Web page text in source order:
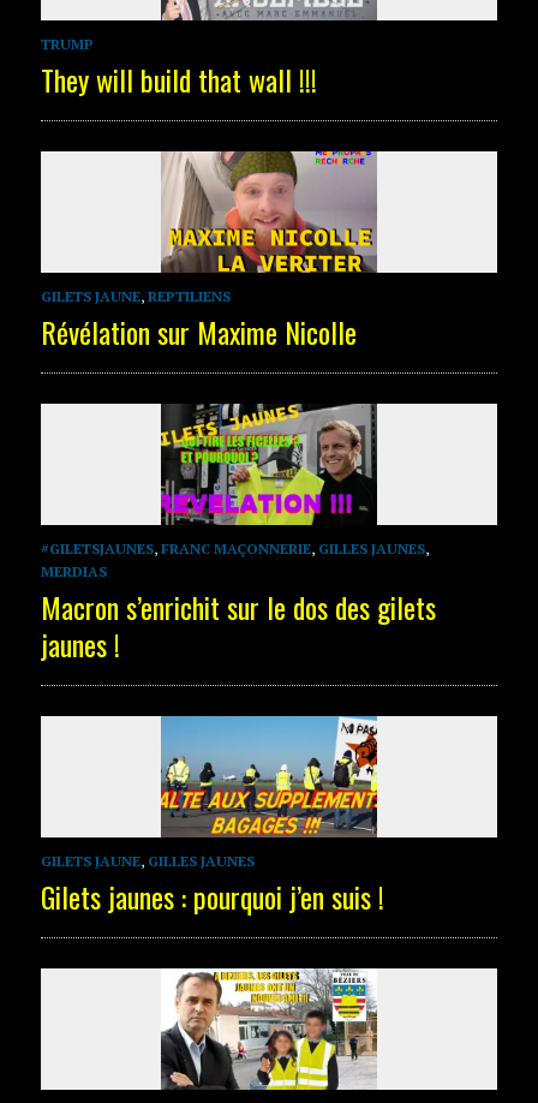
TRUMP
They will build that wall !!!
GILETS JAUNE, REPTILIENS
Révélation sur Maxime Nicolle
#GILETSJAUNES, FRANC MAÇONNERIE, GILLES JAUNES,
MERDIAS
Macron s’enrichit sur le dos des gilets
jaunes !
GILETS JAUNE, GILLES JAUNES
Gilets jaunes : pourquoi j’en suis !